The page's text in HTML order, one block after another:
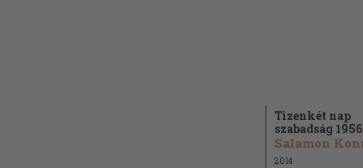
Tizenkét nap
szabadság 1956
2014